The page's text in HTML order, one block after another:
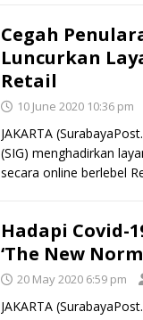
Cegah
Luncurkan
Retail
10 June 2020 10:36 pm
JAKARTA
(SIG) menghadirkan
secara online berlebel
Hadapi Covid-
‘The New
20 May 2020 6:59 pm
JAKARTA